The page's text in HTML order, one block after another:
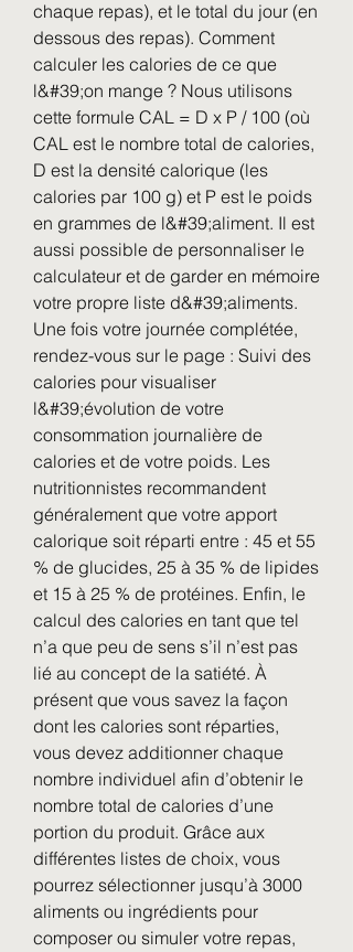
chaque repas), et le total du jour (en
dessous des repas). Comment
calculer les calories de ce que
l&#39;on mange ? Nous utilisons
cette formule CAL = D x P / 100 (où
CAL est le nombre total de calories,
D est la densité calorique (les
calories par 100 g) et P est le poids
en grammes de l&#39;aliment. Il est
aussi possible de personnaliser le
calculateur et de garder en mémoire
votre propre liste d&#39;aliments.
Une fois votre journée complétée,
rendez-vous sur le page : Suivi des
calories pour visualiser
l&#39;évolution de votre
consommation journalière de
calories et de votre poids. Les
nutritionnistes recommandent
généralement que votre apport
calorique soit réparti entre : 45 et 55
% de glucides, 25 à 35 % de lipides
et 15 à 25 % de protéines. Enfin, le
calcul des calories en tant que tel
n’a que peu de sens s’il n’est pas
lié au concept de la satiété. À
présent que vous savez la façon
dont les calories sont réparties,
vous devez additionner chaque
nombre individuel afin d’obtenir le
nombre total de calories d’une
portion du produit. Grâce aux
différentes listes de choix, vous
pourrez sélectionner jusqu’à 3000
aliments ou ingrédients pour
composer ou simuler votre repas,